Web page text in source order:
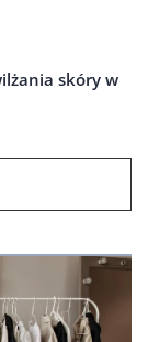
skóry w